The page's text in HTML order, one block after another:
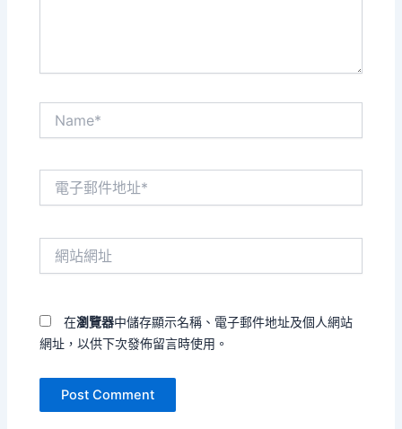
在瀏覽器中儲存顯示名稱、電子郵件地址及個人網站
網址，以供下次發佈留言時使用。